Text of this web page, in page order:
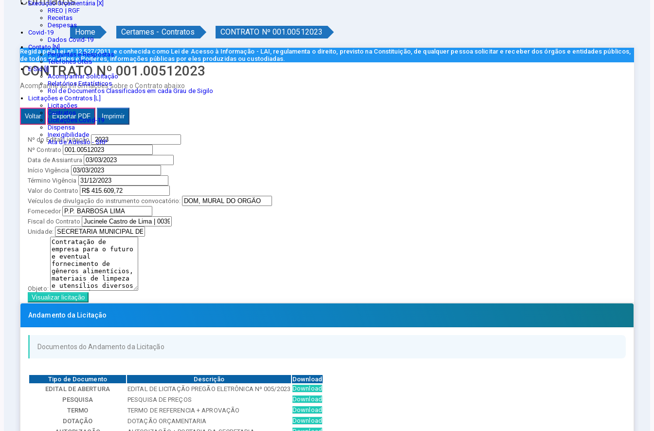
Execução Orçamentária [X]
RREO | RGF
Receitas
Despesas
Covid-19
Dados Covid-19
Contato [N]
Perguntas e Respostas
Telefones Úteis
E-Sic [I]
Acompanhar Solicitação
Relatórios Estatísticos
Rol de Documentos Classificados em cada Grau de Sigilo
Licitações e Contratos [L]
Licitações
Contratos
Licitações Covid-19
Dispensa
Inexigibilidade
Ata de Adesão - SRP
Home Certames - Contratos CONTRATO Nº 001.00512023
Regida pela Lei nº 12.527/2011, e conhecida como Lei de Acesso à Informação - LAI, regulamenta o direito, previsto na Constituição, de qualquer pessoa solicitar e receber dos órgãos e entidades públicos,
de todos os entes e Poderes, informações públicas por eles produzidas ou custodiadas.
CONTRATO Nº 001.00512023
Acompanhe as informações sobre o Contrato abaixo
Voltar Exportar PDF Imprimir
Nº do Edital Licitação
Nº Contrato
Data de Assiantura
Início Vigência
Término Vigência
Valor do Contrato
Veículos de divulgação do instrumento convocatório:
Fornecedor
Fiscal do Contrato
Unidade:
Objeto:
Visualizar licitação
Andamento da Licitação
Documentos do Andamento da Licitação
Tipo de Documento Descrição
Download
EDITAL DE ABERTURA
EDITAL DE LICITAÇÃO PREGÃO ELETRÔNICA Nº 005/2023 Download
PESQUISA
PESQUISA DE PREÇOS
Download
TERMO
TERMO DE REFERENCIA + APROVAÇÃO
Download
DOTAÇÃO
DOTAÇÃO ORÇAMENTARIA
Download